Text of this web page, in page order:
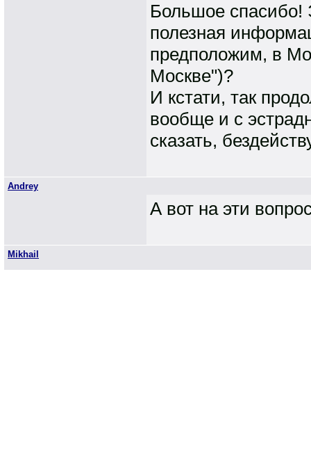
Большое спасибо!
полезная
предположим, в
Москве")?
И кстати, так
вообще и с
сказать,
Andrey
А вот на эти
Mikhail